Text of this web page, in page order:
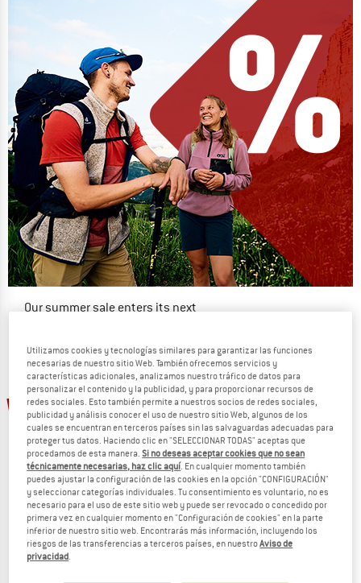
Our summer sale enters its next
NOW UP TO 50% OFF
TO THE SALE
20%
TOPEAK
PrepStand eUP Pro
Soporte de montaje
15%
EVOC
Bike Stand Pro
Utilizamos cookies y tecnologías similares para garantizar las funciones
necesarias de nuestro sitio Web. También ofrecemos servicios y
características adicionales, analizamos nuestro tráfico de datos para
personalizar el contenido y la publicidad, y para proporcionar recursos de
redes sociales. Esto también permite a nuestros socios de redes sociales,
publicidad y análisis conocer el uso de nuestro sitio Web, algunos de los
cuales se encuentran en terceros países sin las salvaguardas adecuadas para
proteger tus datos. Haciendo clic en "SELECCIONAR TODAS" aceptas que
procedamos de esta manera.Si no deseas aceptar cookies que no sean
técnicamente necesarias, haz clic aquí. En cualquier momento también
puedes ajustar la configuración de las cookies en la opción "CONFIGURACIÓN"
y seleccionar categorías individuales. Tu consentimiento es voluntario, no es
necesario para el uso de este sitio web y puede ser revocado o concedido por
primera vez en cualquier momento en "Configuración de cookies" en la parte
inferior de nuestro sitio web. Encontrarás más información, incluyendo los
riesgos de las transferencias a terceros países, en nuestroAviso de
privacidad